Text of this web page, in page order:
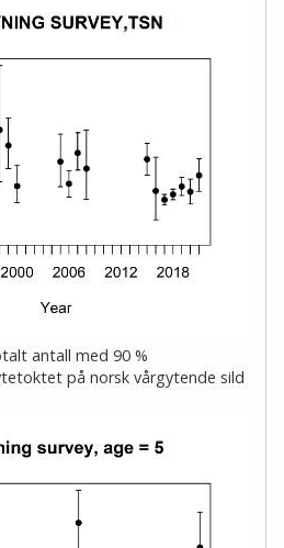
antall med 90 %
på norsk vårgytende sild